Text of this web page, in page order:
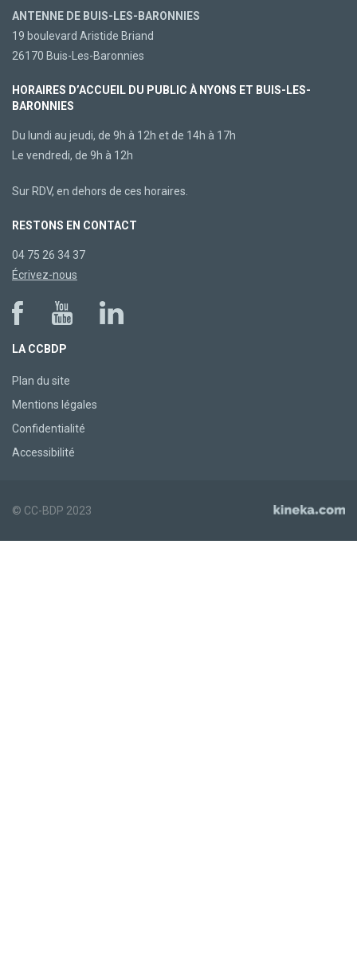
ANTENNE DE BUIS-LES-BARONNIES
19 boulevard Aristide Briand
26170 Buis-Les-Baronnies
HORAIRES D’ACCUEIL DU PUBLIC À NYONS ET BUIS-LES-
BARONNIES
Du lundi au jeudi, de 9h à 12h et de 14h à 17h
Le vendredi, de 9h à 12h
Sur RDV, en dehors de ces horaires.
RESTONS EN CONTACT
04 75 26 34 37
Écrivez-nous
LA CCBDP
Plan du site
Mentions légales
Confidentialité
Accessibilité
© CC-BDP 2023